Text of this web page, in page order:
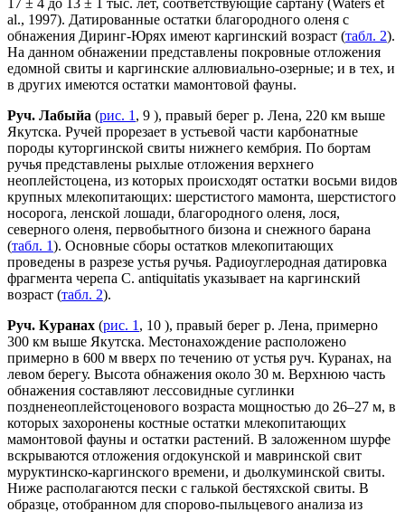
al., 1997). Датированные остатки благородного оленя c
обнажения Диринг-Юрях имеют каргинский возраст (табл. 2).
На данном обнажении представлены покровные отложения
едомной свиты и каргинские аллювиально-озерные; и в тех, и
в других имеются остатки мамонтовой фауны.
Руч. Лабыйа (рис. 1 , 9 ), правый берег р. Лена, 220 км выше
Якутска. Ручей прорезает в устьевой части карбонатные
породы куторгинской свиты нижнего кембрия. По бортам
ручья представлены рыхлые отложения верхнего
неоплейстоцена, из которых происходят остатки восьми видов
крупных млекопитающих: шерстистого мамонта, шерстистого
носорога, ленской лошади, благородного оленя, лося,
северного оленя, первобытного бизона и снежного барана
(табл. 1). Основные сборы остатков млекопитающих
проведены в разрезе устья ручья. Радиоуглеродная датировка
фрагмента черепа C. antiquitatis указывает на каргинский
возраст (табл. 2).
Руч. Куранах (рис. 1 , 10 ), правый берег р. Лена, примерно
300 км выше Якутска. Местонахождение расположено
примерно в 600 м вверх по течению от устья руч. Куранах, на
левом берегу. Высота обнажения около 30 м. Верхнюю часть
обнажения составляют лессовидные суглинки
поздненеоплейстоценового возраста мощностью до 26–27 м, в
которых захоронены костные остатки млекопитающих
мамонтовой фауны и остатки растений. В заложенном шурфе
вскрываются отложения огдокунской и мавринской свит
муруктинско-каргинского времени, и дьолкуминской свиты.
Ниже располагаются пески с галькой бестяхской свиты. В
образце, отобранном для спорово-пыльцевого анализа из